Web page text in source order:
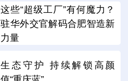
这些“超级工厂”有何魔力？
驻华外交官解码合肥智造新
力量
生态守护 持续解锁高颜